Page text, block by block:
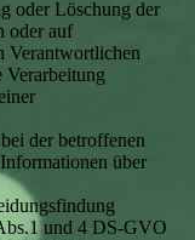
oder Löschung der
oder auf
Verantwortlichen
Verarbeitung
der betroffenen
über
und 4 DS-GVO